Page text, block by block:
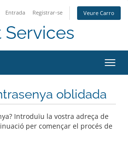
Entrada Registrar-se Veure Carro
Services
la
oblidada
Introduïu la vostra adreça de
per començar el procés de